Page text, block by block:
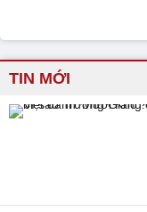
TIN MỚI